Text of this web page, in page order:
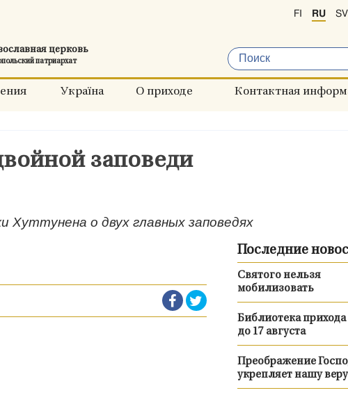
церковь
патриархат
FI RU SV
Україна О приходе Контактная
заповеди
о двух главных заповедях
Последние
Святого нельзя
мобилизовать
Библиотека прихода
до 17 августа
Преображение
укрепляет нашу веру